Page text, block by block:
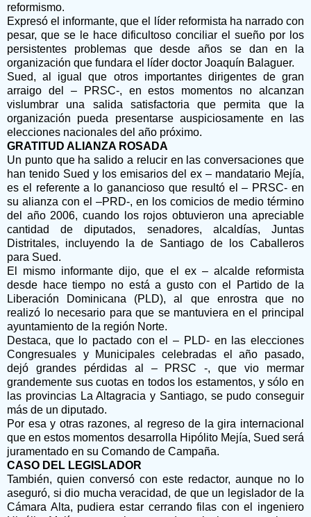
reformismo.
Expresó el informante, que el líder reformista ha narrado con
pesar, que se le hace dificultoso conciliar el sueño por los
persistentes problemas que desde años se dan en la
organización que fundara el líder doctor Joaquín Balaguer.
Sued, al igual que otros importantes dirigentes de gran
arraigo del – PRSC-, en estos momentos no alcanzan
vislumbrar una salida satisfactoria que permita que la
organización pueda presentarse auspiciosamente en las
elecciones nacionales del año próximo.
GRATITUD ALIANZA ROSADA
Un punto que ha salido a relucir en las conversaciones que
han tenido Sued y los emisarios del ex – mandatario Mejía,
es el referente a lo ganancioso que resultó el – PRSC- en
su alianza con el –PRD-, en los comicios de medio término
del año 2006, cuando los rojos obtuvieron una apreciable
cantidad de diputados, senadores, alcaldías, Juntas
Distritales, incluyendo la de Santiago de los Caballeros
para Sued.
El mismo informante dijo, que el ex – alcalde reformista
desde hace tiempo no está a gusto con el Partido de la
Liberación Dominicana (PLD), al que enrostra que no
realizó lo necesario para que se mantuviera en el principal
ayuntamiento de la región Norte.
Destaca, que lo pactado con el – PLD- en las elecciones
Congresuales y Municipales celebradas el año pasado,
dejó grandes pérdidas al – PRSC -, que vio mermar
grandemente sus cuotas en todos los estamentos, y sólo en
las provincias La Altagracia y Santiago, se pudo conseguir
más de un diputado.
Por esa y otras razones, al regreso de la gira internacional
que en estos momentos desarrolla Hipólito Mejía, Sued será
juramentado en su Comando de Campaña.
CASO DEL LEGISLADOR
También, quien conversó con este redactor, aunque no lo
aseguró, si dio mucha veracidad, de que un legislador de la
Cámara Alta, pudiera estar cerrando filas con el ingeniero